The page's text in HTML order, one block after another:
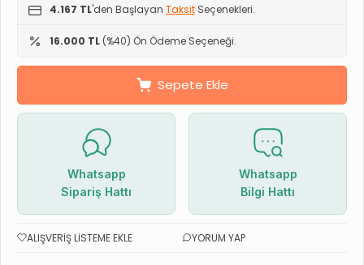
4.167 TL'den Başlayan Taksit Seçenekleri.
16.000 TL (%40) Ön Ödeme Seçeneği.
Sepete Ekle
Whatsapp
Sipariş Hattı
Whatsapp
Bilgi Hattı
ALIŞVERIŞ LISTEME EKLE YORUM YAP